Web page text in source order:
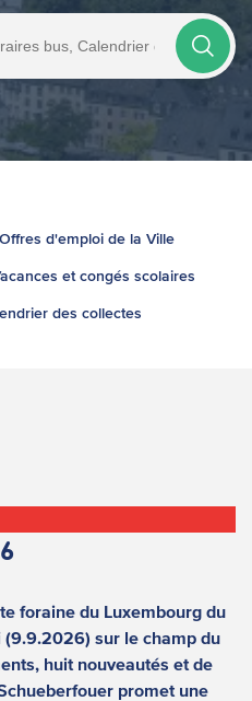
Offres d'emploi de la Ville
et congés scolaires
des collectes
foraine du Luxembourg du
sur le champ du
huit nouveautés et de
promet une